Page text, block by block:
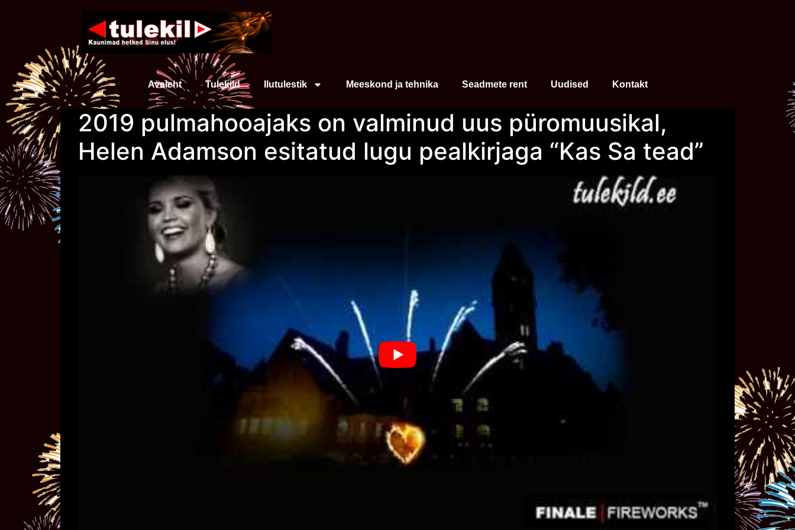
Avaleht Tulekild Ilutulestik Meeskond ja tehnika Seadmete rent Uudised Kontakt
2019 pulmahooajaks on valminud uus püromuusikal,
Helen Adamson esitatud lugu pealkirjaga “Kas Sa tead”